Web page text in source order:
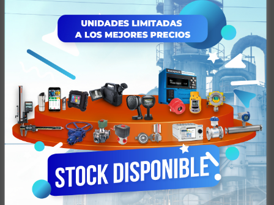
Descripción
BURNER CONTROL UNIT
7800 SERIES
FLAME SWITCH
2X SPDT RELAYS
120 VAC
Ficha Técnica
Tiempos y Condiciones de Entrega